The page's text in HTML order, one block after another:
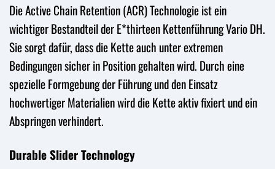
Die Active Chain Retention (ACR) Technologie ist ein
wichtiger Bestandteil der E*thirteen Kettenführung Vario DH.
Sie sorgt dafür, dass die Kette auch unter extremen
Bedingungen sicher in Position gehalten wird. Durch eine
spezielle Formgebung der Führung und den Einsatz
hochwertiger Materialien wird die Kette aktiv fixiert und ein
Abspringen verhindert.
Durable Slider Technology